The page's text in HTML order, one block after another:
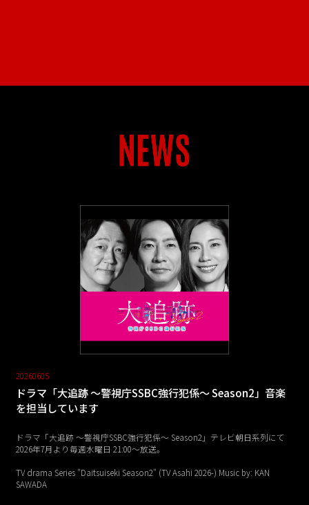
20260605
ドラマ「大追跡 ～警視庁SSBC強行犯係～ Season2」音楽
を担当しています
ドラマ「大追跡 ～警視庁SSBC強行犯係～ Season2」テレビ朝日系列にて
2026年7月より毎週水曜日 21:00〜放送。
TV drama Series "Daitsuiseki Season2" (TV Asahi 2026-) Music by: KAN
SAWADA